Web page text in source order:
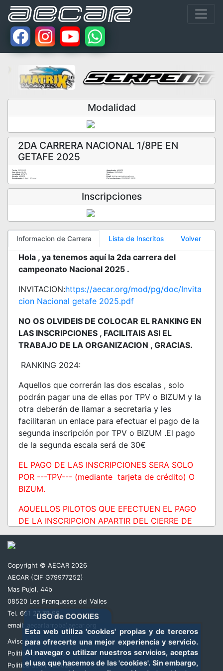
USO de COOKIES
Esta web utiliza 'cookies' propias y de terceros
para ofrecerte una mejor experiencia y servicio.
Al navegar o utilizar nuestros servicios, aceptas
el uso que hacemos de las 'cookies'. Sin embargo,
Modalidad
2DA CARRERA NACIONAL 1/8PE EN
GETAFE 2025
Fecha:11/05/2025 Organizador:
ASOGER
Hora Inicio:
Teléfono:
610503418
Localidad:
GETAFE
Fax:
Circuito:
ASOGER Email:
leticia.martin@hotmail.com
Coordenadas:
0 (Lat) - 0 (Long) Fin Inscripciones: 05/05/2025 23:59
Inscripciones
Informacion de Carrera Lista de Inscritos Volver
Hola , ya tenemos aquí la 2da carrera del
campeonato Nacional 2025 .
INVITACION:https://aecar.org/mod/pg/doc/Invita
cion Nacional getafe 2025.pdf
NO OS OLVIDEIS DE COLOCAR EL RANKING EN
LAS INSCRIPCIONES , FACILITAIS ASI EL
TRABAJO DE LA ORGANIZACION , GRACIAS.
RANKING 2024:
Aquellos que correrán las dos escalas , solo
podrán pagar una de ellas por TPV o BIZUM y la
otra deberán de llamar a secretaria y les
facilitaran un enlace para efectuar el pago de la
segunda inscripción por TPV o BIZUM .El pago
de la segunda escala será de 30€
EL PAGO DE LAS INSCRIPCIONES SERA SOLO
POR ---TPV--- (mediante tarjeta de crédito) O
BIZUM.
AQUELLOS PILOTOS QUE EFECTUEN EL PAGO
DE LA INSCRIPCION APARTIR DEL CIERRE DE
LA MISMA, TENDRAN UNA PENALIZACION DE
NO TENDRAN OPCION A LAS
RECOLOCACIONES, SALIENDO EN LA 1ER
MANGA CLASIFICATORIA Y SIN DERECHO A
REALIZAR LAS RECOLOCACIONES.
CARTEL:
https://aecar.org/mod/pg/doc/CARTEL
GETAFE2025.jpg
Copyright © AECAR 2026
AECAR (CIF G79977252)
Mas Pujol, 44b
08520 Les Franqueses del Valles
Tel. 661 27 78 99
email:
aecar(arroba)aecar.org
Aviso Legal
Politica de Cookies
Politica de Privacidad